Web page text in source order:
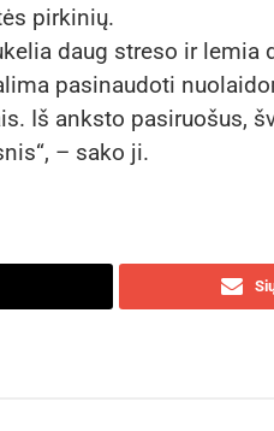
pirkinių.
daug streso ir lemia
pasinaudoti
Iš anksto pasiruošus,
– sako ji.